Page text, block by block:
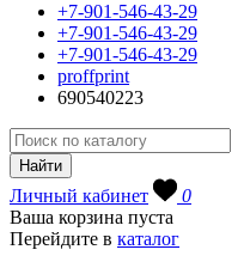
+7-901-546-43-29
+7-901-546-43-29
+7-901-546-43-29
proffprint
690540223
Личный кабинет
0
Ваша корзина пуста
Перейдите в каталог